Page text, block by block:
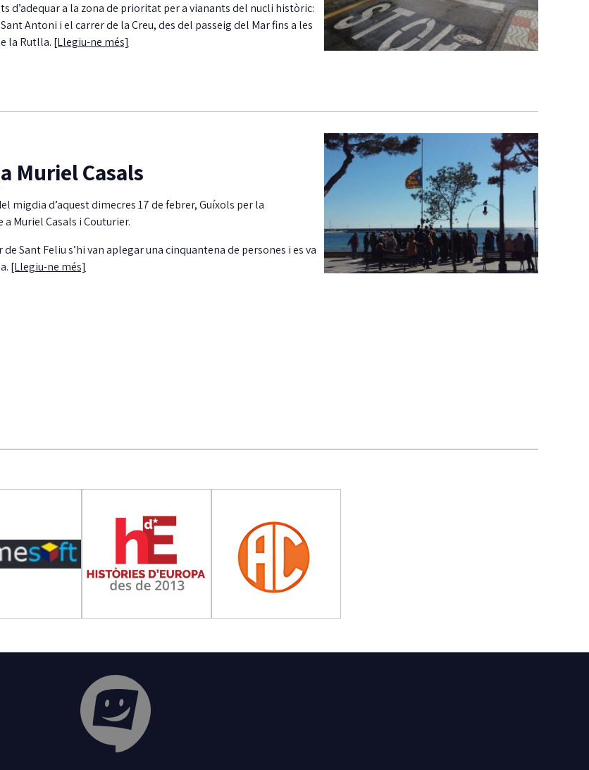
d’adequar a la zona de prioritat per a vianants del nucli històric:
Antoni i el carrer de la Creu, des del passeig del Mar fins a les
la Rutlla. [Llegiu-ne més]
Muriel Casals
migdia d’aquest dimecres 17 de febrer, Guíxols per la
Muriel Casals i Couturier.
Sant Feliu s’hi van aplegar una cinquantena de persones i es va
[Llegiu-ne més]